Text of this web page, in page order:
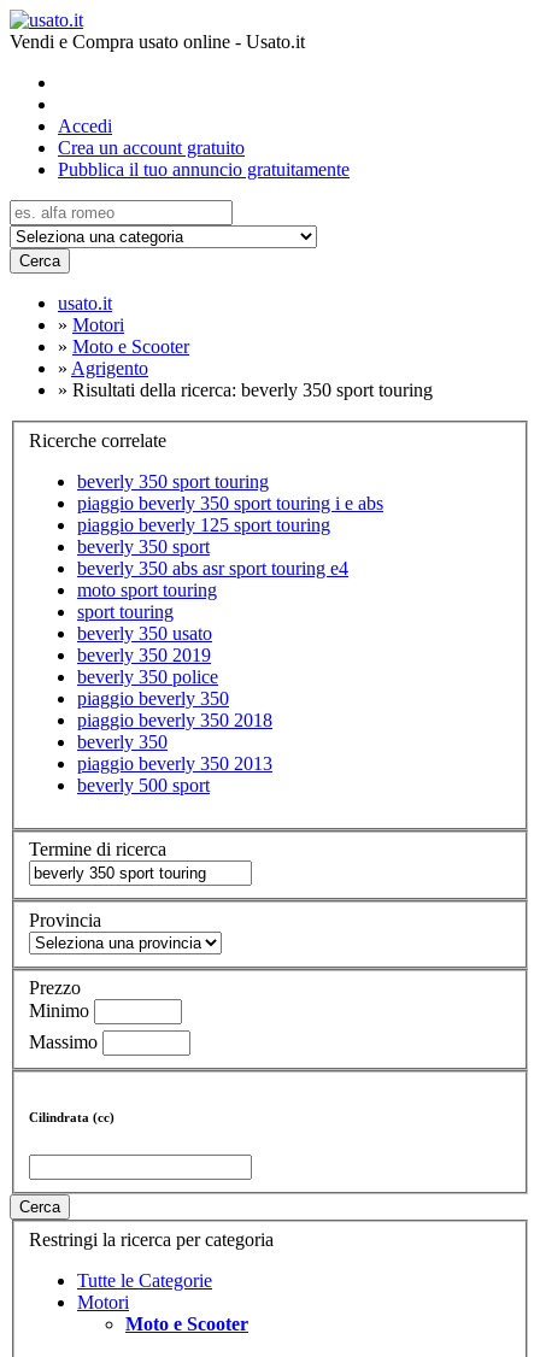
Vendi e Compra usato online - Usato.it
Accedi
Crea un account gratuito
Pubblica il tuo annuncio gratuitamente
Cerca
usato.it
» Motori
» Moto e Scooter
» Agrigento
» Risultati della ricerca: beverly 350 sport touring
Ricerche correlate
beverly 350 sport touring
piaggio beverly 350 sport touring i e abs
piaggio beverly 125 sport touring
beverly 350 sport
beverly 350 abs asr sport touring e4
moto sport touring
sport touring
beverly 350 usato
beverly 350 2019
beverly 350 police
piaggio beverly 350
piaggio beverly 350 2018
beverly 350
piaggio beverly 350 2013
beverly 500 sport
Termine di ricerca
Provincia
Prezzo
Minimo
Massimo
Cilindrata (cc)
Cerca
Restringi la ricerca per categoria
Tutte le Categorie
Motori
Moto e Scooter